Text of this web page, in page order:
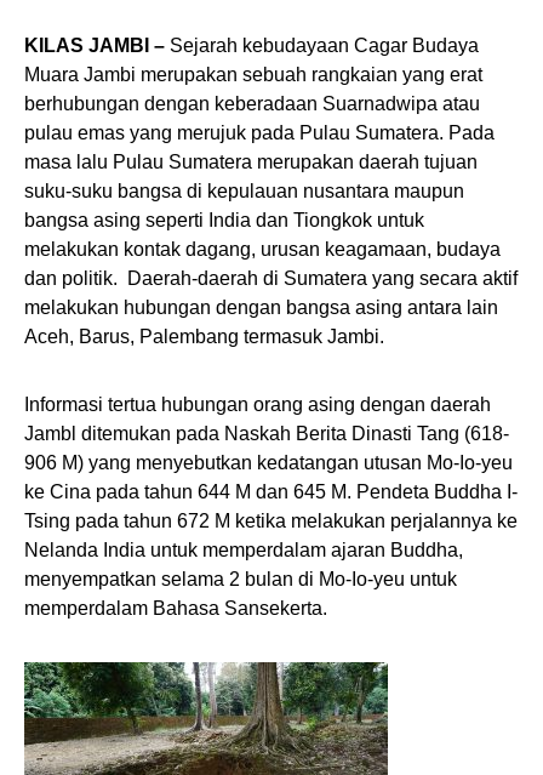
KILAS JAMBI – Sejarah kebudayaan Cagar Budaya
Muara Jambi merupakan sebuah rangkaian yang erat
berhubungan dengan keberadaan Suarnadwipa atau
pulau emas yang merujuk pada Pulau Sumatera. Pada
masa lalu Pulau Sumatera merupakan daerah tujuan
suku-suku bangsa di kepulauan nusantara maupun
bangsa asing seperti India dan Tiongkok untuk
melakukan kontak dagang, urusan keagamaan, budaya
dan politik. Daerah-daerah di Sumatera yang secara aktif
melakukan hubungan dengan bangsa asing antara lain
Aceh, Barus, Palembang termasuk Jambi.
Informasi tertua hubungan orang asing dengan daerah
Jambl ditemukan pada Naskah Berita Dinasti Tang (618-
906 M) yang menyebutkan kedatangan utusan Mo-Io-yeu
ke Cina pada tahun 644 M dan 645 M. Pendeta Buddha I-
Tsing pada tahun 672 M ketika melakukan perjalannya ke
Nelanda India untuk memperdalam ajaran Buddha,
menyempatkan selama 2 bulan di Mo-Io-yeu untuk
memperdalam Bahasa Sansekerta.